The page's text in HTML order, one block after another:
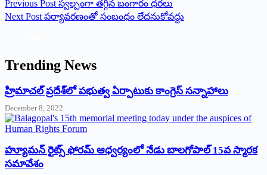
Previous Post స్వల్పంగా తగ్గిన బంగారం ధరలు
Next Post పర్యావరణంతో సంబంధం లేదనుకోవద్దు
Trending News
‌హ్రిమాచల్‌ ‌ప్రదేశ్‌లో పభుత్వ ఏర్పాటుకు కాంగ్రెస్‌ ‌సన్నాహాలు
December 8, 2022
హ్యూమన్‌ రైట్స్‌ ఫోరమ్‌ ఆధ్వర్యంలో నేడు బాలగోపాల్‌ 15వ స్మారక
సమావేశం